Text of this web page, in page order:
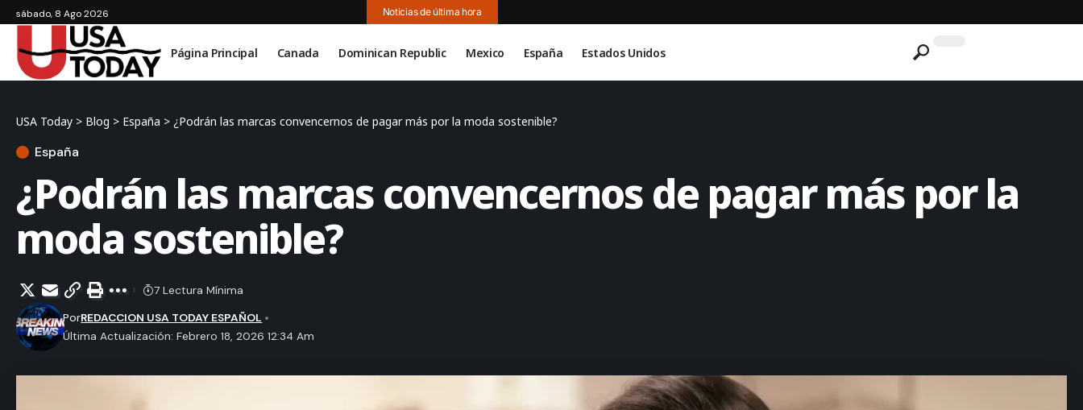
sábado, 8 Ago 2026 Noticias de última hora
Página Principal Canada Dominican Republic Mexico España Estados Unidos
USA Today > Blog > España > ¿Podrán las marcas convencernos de pagar más por la moda sostenible?
España
¿Podrán las marcas convencernos de pagar más por la
moda sostenible?
Última Actualización: Febrero 18, 2026 12:34 Am
PorREDACCION USA TODAY ESPAÑOL
7 Lectura Mínima